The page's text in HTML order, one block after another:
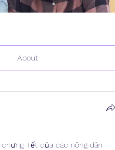
About
Tết của các nông dân